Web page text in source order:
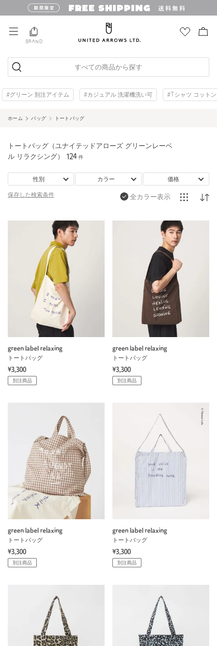
BRAND
すべての商品から探す
#グリーン 別注アイテム #カジュアル 洗濯機洗い可 #Tシャツ コットン
ホーム バッグ トートバッグ
トートバッグ（ユナイテッドアローズ グリーンレーベ
ル リラクシング）
124 件
性別 カラー 価格
保存した検索条件 全カラー表示
green label relaxing
トートバッグ
¥3,300
別注商品
green label relaxing
トートバッグ
¥3,300
別注商品
green label relaxing
トートバッグ
¥3,300
別注商品
green label relaxing
トートバッグ
¥3,300
別注商品